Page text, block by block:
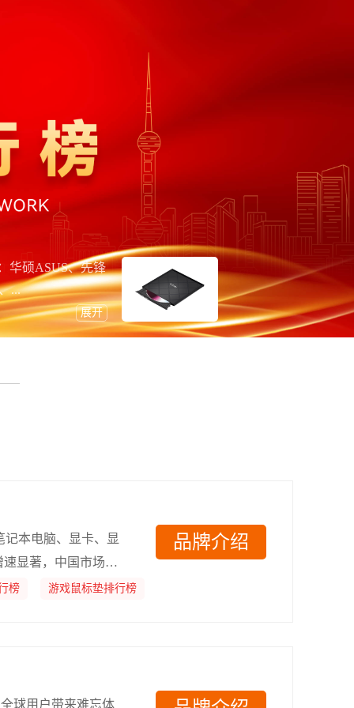
华硕ASUS、先锋
...
展开
品牌介绍
记本电脑、显卡、显
显著，中国市场更
榜 游戏鼠标垫排行榜
球用户带来难忘体